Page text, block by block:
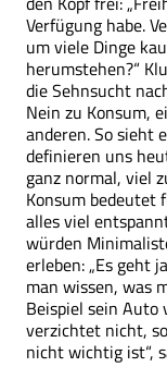
Verfügung habe.
um viele Dinge
herumstehen?“
die Sehnsucht
Nein zu Konsum,
anderen. So sieht
definieren uns
ganz normal, viel
Konsum bedeutet
alles viel
würden
erleben: „Es geht
man wissen, was
Beispiel sein
verzichtet nicht,
nicht wichtig ist“,